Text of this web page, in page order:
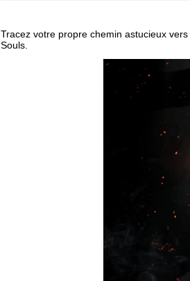
Tracez votre propre chemin astucieux
Souls.